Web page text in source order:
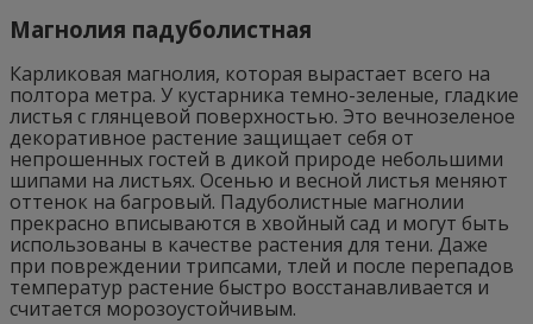
Магнолия падуболистная
Карликовая магнолия, которая вырастает всего на
полтора метра. У кустарника темно-зеленые, гладкие
листья с глянцевой поверхностью. Это вечнозеленое
декоративное растение защищает себя от
непрошенных гостей в дикой природе небольшими
шипами на листьях. Осенью и весной листья меняют
оттенок на багровый. Падуболистные магнолии
прекрасно вписываются в хвойный сад и могут быть
использованы в качестве растения для тени. Даже
при повреждении трипсами, тлей и после перепадов
температур растение быстро восстанавливается и
считается морозоустойчивым.